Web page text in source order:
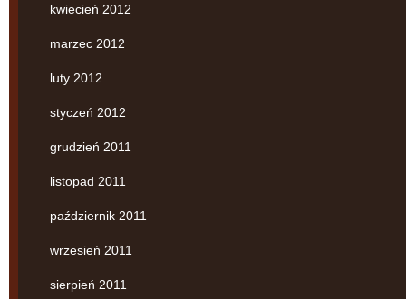
kwiecień 2012
marzec 2012
luty 2012
styczeń 2012
grudzień 2011
listopad 2011
październik 2011
wrzesień 2011
sierpień 2011